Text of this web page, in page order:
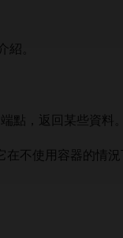
。
點，返回某些資料
在不使用容器的情